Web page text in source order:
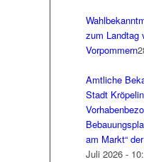
zum Landtag
Vorpommern
Amtliche
Stadt
am Markt“
Juli 2026 -